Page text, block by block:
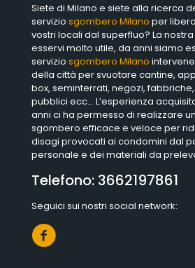
Siete di Milano e siete alla ricerca
servizio sgombero Milano per
vostri locali dal superfluo? La
esservi molto utile, da anni siamo
servizio sgombero Milano
della città per svuotare cantine,
box, seminterrati, negozi,
pubblici ecc… L’esperienza
anni ci ha permesso di realizzare
sgombero efficace e veloce per
disagi provocati ai condomini dal
personale e dei materiali da
Telefono: 3662197861
Seguici sui nostri social network: